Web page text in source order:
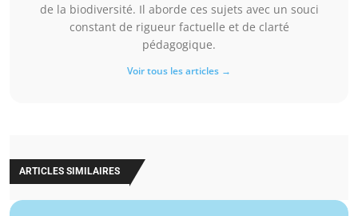
de la biodiversité. Il aborde ces sujets avec un souci
constant de rigueur factuelle et de clarté
pédagogique.
Voir tous les articles →
ARTICLES SIMILAIRES